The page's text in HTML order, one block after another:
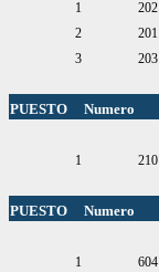
1 202
2
201
3
203
PUESTO Numero
1 210
PUESTO Numero
1 604